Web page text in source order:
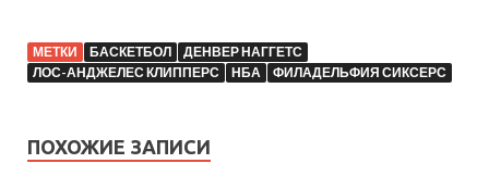
МЕТКИ БАСКЕТБОЛ
ДЕНВЕР НАГГЕТС
ЛОС-АНДЖЕЛЕС КЛИППЕРС
НБА ФИЛАДЕЛЬФИЯ СИКСЕРС
ПОХОЖИЕ ЗАПИСИ